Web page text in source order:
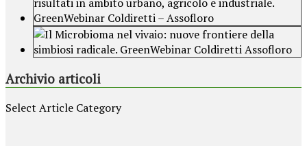
Archivio articoli
Select Article Category